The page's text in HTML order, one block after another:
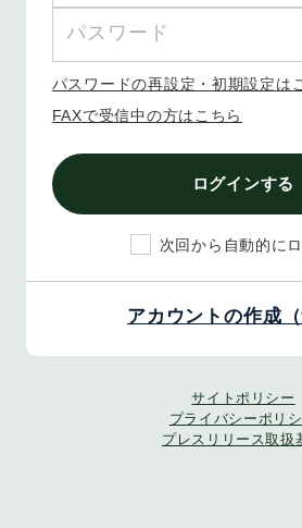
パスワードの再設定・初期設定は
FAXで受信中の方はこちら
ログインする
次回から自動的に
アカウントの作成（
サイトポリシー
プライバシーポリ
プレスリリース取扱